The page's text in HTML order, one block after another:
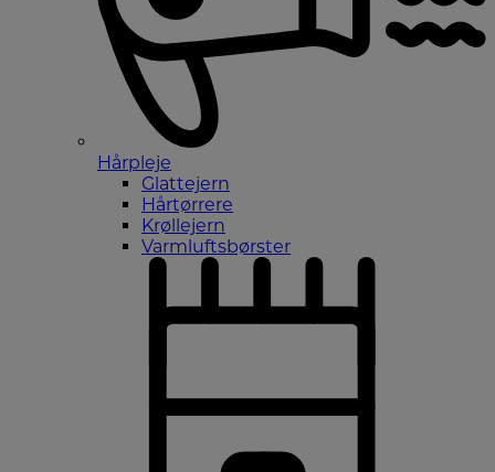
Hårpleje
Glattejern
Hårtørrere
Krøllejern
Varmluftsbørster